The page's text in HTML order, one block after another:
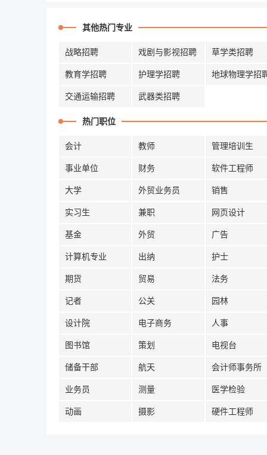
其他热门专业
战略招聘 戏剧与影视招聘 草学类招聘
教育学招聘 护理学招聘 地球物理学招
交通运输招聘 武器类招聘
热门职位
会计 教师 管理培训生
事业单位 财务 软件工程师
大学 外贸业务员 销售
实习生 兼职 网页设计
基金 外贸 广告
计算机专业 出纳 护士
期货 贸易 法务
记者 公关 园林
设计院 电子商务 人事
图书馆 策划 电视台
储备干部 航天 会计师事务所
业务员 测量 医学检验
动画 摄影 硬件工程师